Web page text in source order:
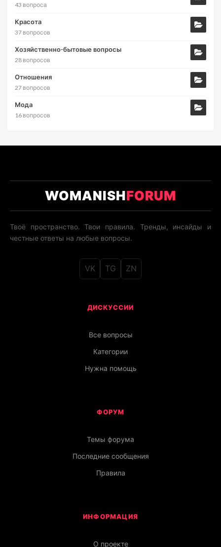
43 вопроса
Красота
37 вопросов
Хозяйственно-бытовые вопросы
28 вопросов
Отношения
27 вопросов
Мода
16 вопросов
WOMANISHFORUM
Твоё пространство. Твои правила. Тренды, инсайды и
честные ответы на любые вопросы.
VK TG ZN
ДИСКУССИИ
Все вопросы
Категории
Нужна помощь
ФОРУМ
Темы форума
Последние сообщения
Правила
ИНФОРМАЦИЯ
О проекте